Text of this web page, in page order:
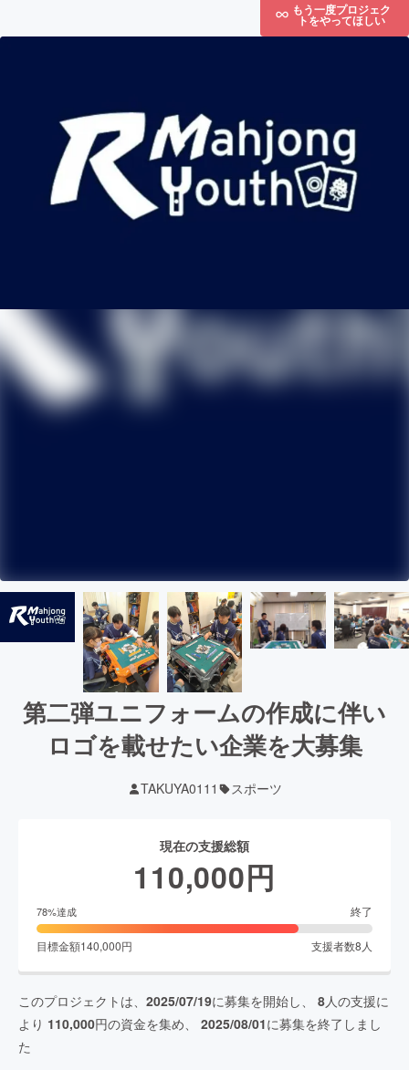
もう一度プロジェク
トをやってほしい
第二弾ユニフォームの作成に伴い
ロゴを載せたい企業を大募集
TAKUYA0111 スポーツ
現在の支援総額
110,000円
78%達成 終了
目標金額140,000円 支援者数8 人
このプロジェクトは、 2025/07/19に募集を開始し、 8人の支援に
より 110,000円の資金を集め、 2025/08/01に募集を終了しまし
た